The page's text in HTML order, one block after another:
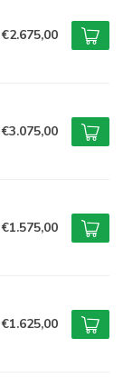
€2.675,00
€3.075,00
€1.575,00
€1.625,00